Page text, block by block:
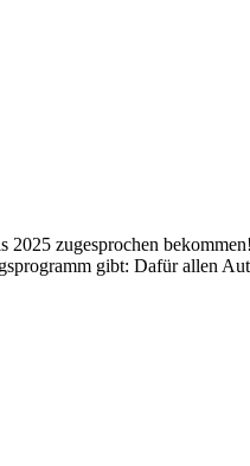
zugesprochen
gibt: Dafür allen